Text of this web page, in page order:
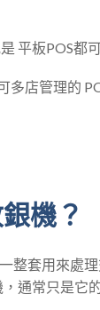
平板POS都
多店管理的
機？
整套用來處
通常只是它